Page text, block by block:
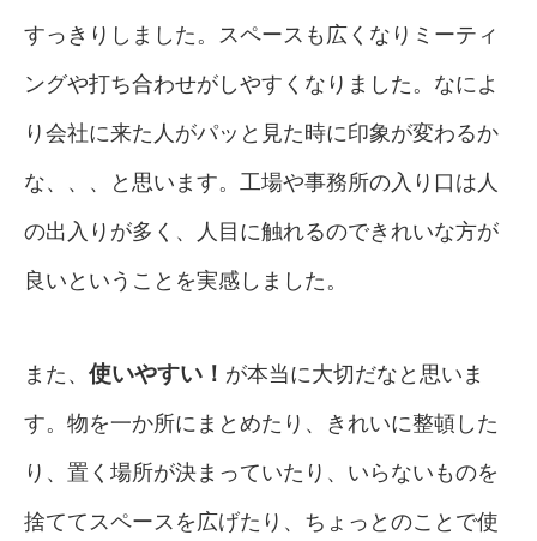
すっきりしました。スペースも広くなりミーティ
ングや打ち合わせがしやすくなりました。なによ
り会社に来た人がパッと見た時に印象が変わるか
な、、、と思います。工場や事務所の入り口は人
の出入りが多く、人目に触れるのできれいな方が
良いということを実感しました。
また、 使いやすい！ が本当に大切だなと思いま
す。物を一か所にまとめたり、きれいに整頓した
り、置く場所が決まっていたり、いらないものを
捨ててスペースを広げたり、ちょっとのことで使